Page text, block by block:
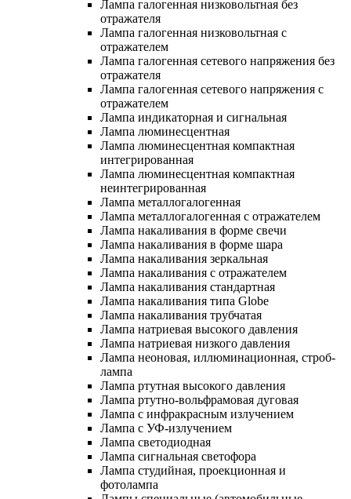
Лампа галогенная низковольтная без
отражателя
Лампа галогенная низковольтная с
отражателем
Лампа галогенная сетевого напряжения без
отражателя
Лампа галогенная сетевого напряжения с
отражателем
Лампа индикаторная и сигнальная
Лампа люминесцентная
Лампа люминесцентная компактная
интегрированная
Лампа люминесцентная компактная
неинтегрированная
Лампа металлогалогенная
Лампа металлогалогенная с отражателем
Лампа накаливания в форме свечи
Лампа накаливания в форме шара
Лампа накаливания зеркальная
Лампа накаливания с отражателем
Лампа накаливания стандартная
Лампа накаливания типа Globe
Лампа накаливания трубчатая
Лампа натриевая высокого давления
Лампа натриевая низкого давления
Лампа неоновая, иллюминационная, строб-
лампа
Лампа ртутная высокого давления
Лампа ртутно-вольфрамовая дуговая
Лампа с инфракрасным излучением
Лампа с УФ-излучением
Лампа светодиодная
Лампа сигнальная светофора
Лампа студийная, проекционная и
фотолампа